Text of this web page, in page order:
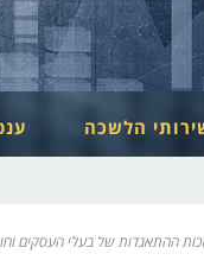
הלשכה
ההתאגדות של בעלי העסקים